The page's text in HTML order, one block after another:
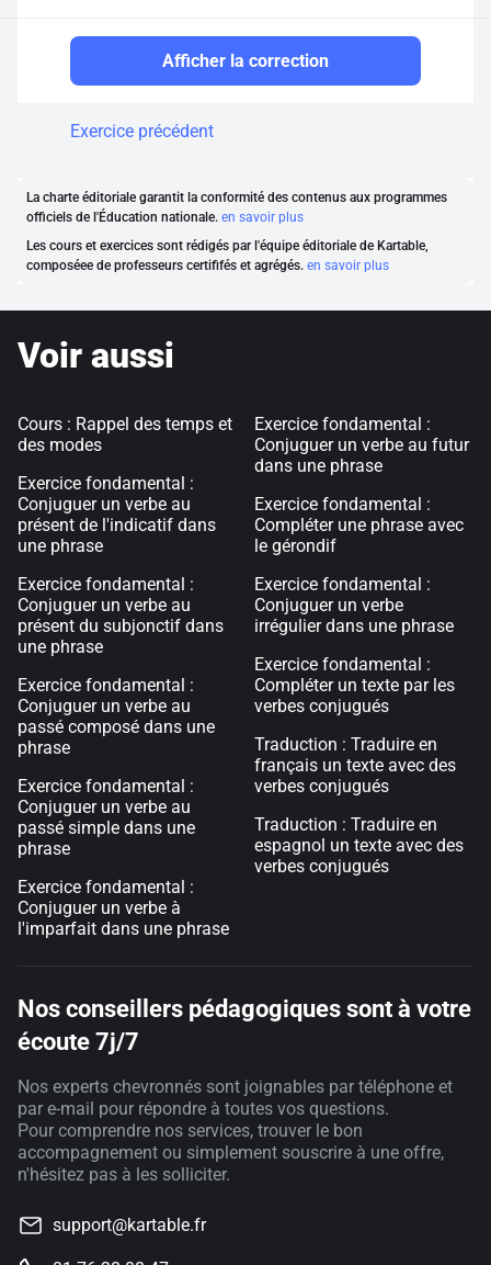
Afficher la correction
Exercice précédent
La charte éditoriale garantit la conformité des contenus aux programmes
officiels de l'Éducation nationale. en savoir plus
Les cours et exercices sont rédigés par l'équipe éditoriale de Kartable,
composéee de professeurs certififés et agrégés. en savoir plus
Voir aussi
Cours : Rappel des temps et
des modes
Exercice fondamental :
Conjuguer un verbe au
présent de l'indicatif dans
une phrase
Exercice fondamental :
Conjuguer un verbe au
présent du subjonctif dans
une phrase
Exercice fondamental :
Conjuguer un verbe au
passé composé dans une
phrase
Exercice fondamental :
Conjuguer un verbe au
passé simple dans une
phrase
Exercice fondamental :
Conjuguer un verbe à
l'imparfait dans une phrase
Exercice fondamental :
Conjuguer un verbe au futur
dans une phrase
Exercice fondamental :
Compléter une phrase avec
le gérondif
Exercice fondamental :
Conjuguer un verbe
irrégulier dans une phrase
Exercice fondamental :
Compléter un texte par les
verbes conjugués
Traduction : Traduire en
français un texte avec des
verbes conjugués
Traduction : Traduire en
espagnol un texte avec des
verbes conjugués
Nos conseillers pédagogiques sont à votre
écoute 7j/7
Nos experts chevronnés sont joignables par téléphone et
par e-mail pour répondre à toutes vos questions.
Pour comprendre nos services, trouver le bon
accompagnement ou simplement souscrire à une offre,
n'hésitez pas à les solliciter.
support@kartable.fr